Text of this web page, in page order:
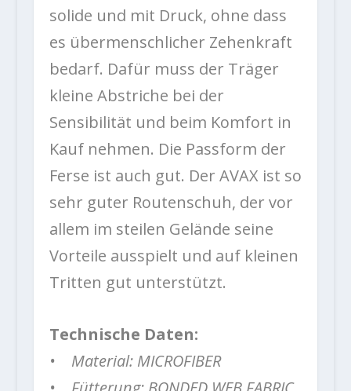
solide und mit Druck, ohne dass
es übermenschlicher Zehenkraft
bedarf. Dafür muss der Träger
kleine Abstriche bei der
Sensibilität und beim Komfort in
Kauf nehmen. Die Passform der
Ferse ist auch gut. Der AVAX ist so
sehr guter Routenschuh, der vor
allem im steilen Gelände seine
Vorteile ausspielt und auf kleinen
Tritten gut unterstützt.
Technische Daten:
• Material: MICROFIBER